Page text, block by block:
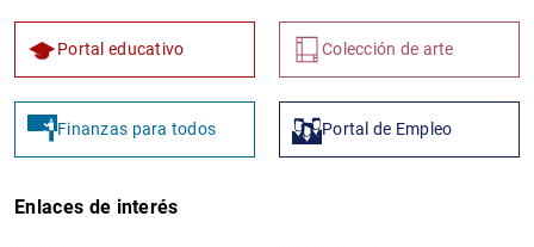
Portal educativo Colección de arte
Finanzas para todos Portal de Empleo
Enlaces de interés